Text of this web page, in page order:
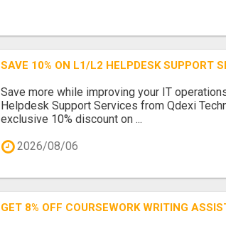
SAVE 10% ON L1/L2 HELPDESK SUPPORT
Save more while improving your IT
Helpdesk Support Services from Qdexi
exclusive 10% discount on ...
2026/08/06
GET 8% OFF COURSEWORK WRITING